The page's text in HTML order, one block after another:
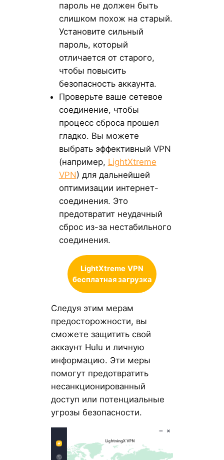
пароль не должен быть
слишком похож на старый.
Установите сильный
пароль, который
отличается от старого,
чтобы повысить
безопасность аккаунта.
Проверьте ваше сетевое
соединение, чтобы
процесс сброса прошел
гладко. Вы можете
выбрать эффективный VPN
(например, LightXtreme
VPN) для дальнейшей
оптимизации интернет-
соединения. Это
предотвратит неудачный
сброс из-за нестабильного
соединения.
LightXtreme VPN
бесплатная загрузка
Следуя этим мерам
предосторожности, вы
сможете защитить свой
аккаунт Hulu и личную
информацию. Эти меры
помогут предотвратить
несанкционированный
доступ или потенциальные
угрозы безопасности.